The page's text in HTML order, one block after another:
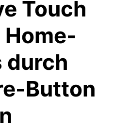
Touch
durch
Button